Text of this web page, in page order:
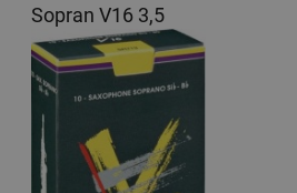
Sopran V16 3,5